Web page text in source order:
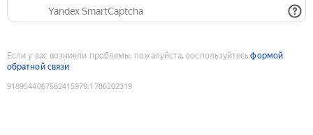
Yandex SmartCaptcha
Если у вас возникли проблемы, пожалуйста, воспользуйтесьформой
обратной связи
9189544067582415979:1786202319